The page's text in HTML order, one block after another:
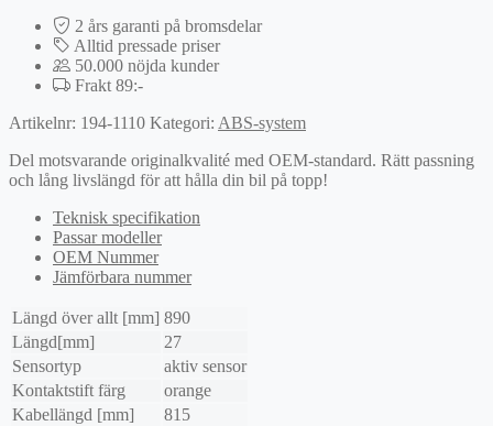
2 års garanti på bromsdelar
Alltid pressade priser
50.000 nöjda kunder
Frakt 89:-
Artikelnr: 194-1110 Kategori: ABS-system
Del motsvarande originalkvalité med OEM-standard. Rätt passning
och lång livslängd för att hålla din bil på topp!
Teknisk specifikation
Passar modeller
OEM Nummer
Jämförbara nummer
Längd över allt [mm] 890
Längd[mm]
27
Sensortyp
aktiv sensor
Kontaktstift färg
orange
Kabellängd [mm]
815